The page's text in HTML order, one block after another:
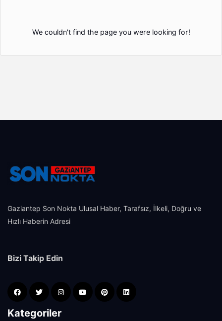
We couldn't find the page you were looking for!
Gaziantep Son Nokta Ulusal Haber, Tarafsız, İlkeli, Doğru ve
Hızlı Haberin Adresi
Bizi Takip Edin
Kategoriler